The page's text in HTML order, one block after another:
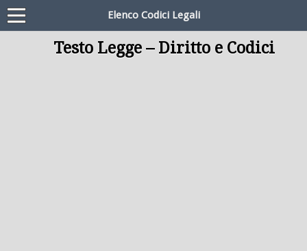
Elenco Codici Legali
Testo Legge – Diritto e Codici